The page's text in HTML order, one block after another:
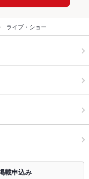
ライブ・ショー
載申込み